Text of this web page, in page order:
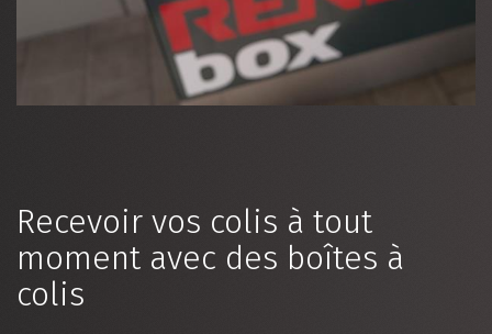
Recevoir vos colis à tout
moment avec des boîtes à
colis